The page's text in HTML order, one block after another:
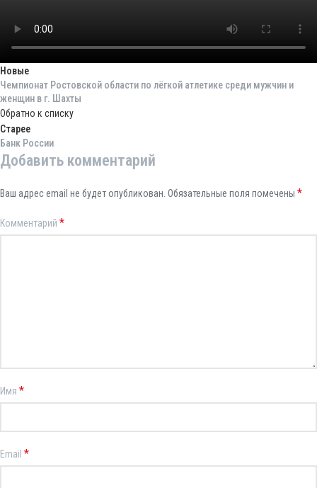
Новые
Чемпионат Ростовской области по лёгкой атлетике среди мужчин и
женщин в г. Шахты
Обратно к списку
Старее
Банк России
Добавить комментарий
Ваш адрес email не будет опубликован. Обязательные поля помечены *
Комментарий *
Имя *
Email *